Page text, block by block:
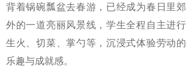
背着锅碗瓢盆去春游，已经成为春日里郊
外的一道亮丽风景线，学生全程自主进行
生火、切菜、掌勺等，沉浸式体验劳动的
乐趣与成就感。